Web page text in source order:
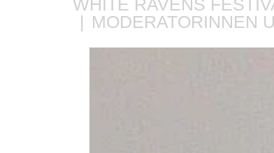
WHITE RAVENS
MODERATORINNEN